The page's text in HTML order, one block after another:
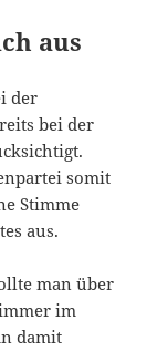
aus
der
bei der
somit
Stimme
aus.
man über
im
damit